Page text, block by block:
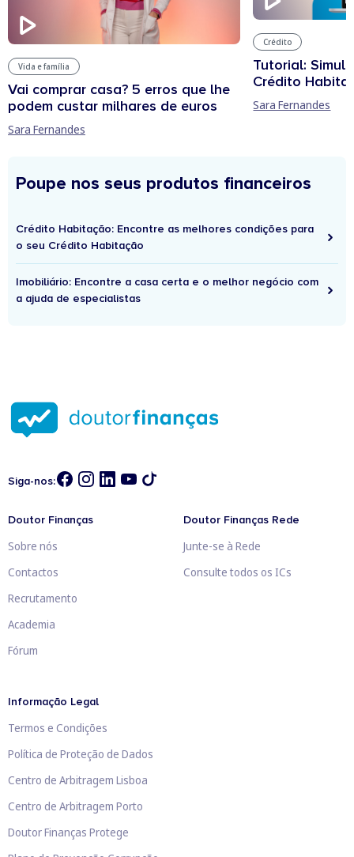
Vida e família
Vai comprar casa? 5 erros que lhe
podem custar milhares de euros
Sara Fernandes
Crédito
Tutorial:
Crédito
Sara Fernandes
Poupe nos seus produtos financeiros
Crédito Habitação: Encontre as melhores condições para
o seu Crédito Habitação
Imobiliário: Encontre a casa certa e o melhor negócio com
a ajuda de especialistas
Siga-nos:
Doutor Finanças
Sobre nós
Contactos
Recrutamento
Academia
Fórum
Doutor Finanças Rede
Junte-se à Rede
Consulte todos os ICs
Informação Legal
Termos e Condições
Política de Proteção de Dados
Centro de Arbitragem Lisboa
Centro de Arbitragem Porto
Doutor Finanças Protege